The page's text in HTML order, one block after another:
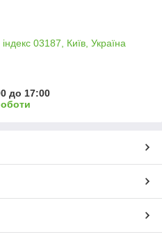
03187, Київ, Україна
до 17:00